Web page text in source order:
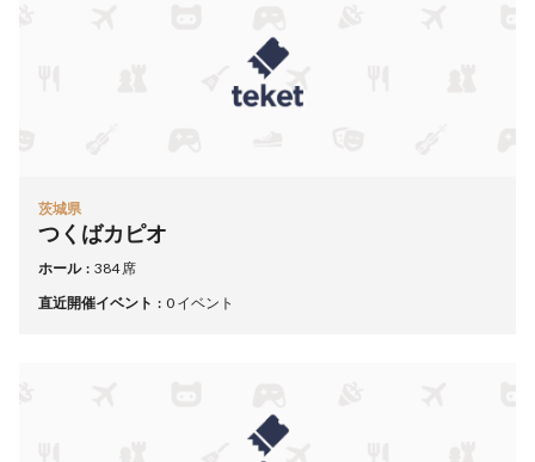
茨城県
つくばカピオ
ホール
384 席
直近開催イベント
0 イベント